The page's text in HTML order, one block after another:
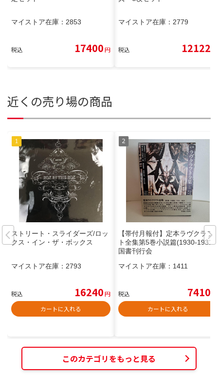
マイストア在庫： 2853
税込 17400円
マイストア在庫： 2779
税込 12122
近くの売り場の商品
ストリート・スライダーズ/ロッ
クス・イン・ザ・ボックス
マイストア在庫： 2793
税込 16240円
カートに入れる
【帯付月報付】定本ラヴクラフ
ト全集第5巻小説篇(1930-1931)
国書刊行会
マイストア在庫： 1411
税込 7410
カートに入れる
このカテゴリをもっと見る